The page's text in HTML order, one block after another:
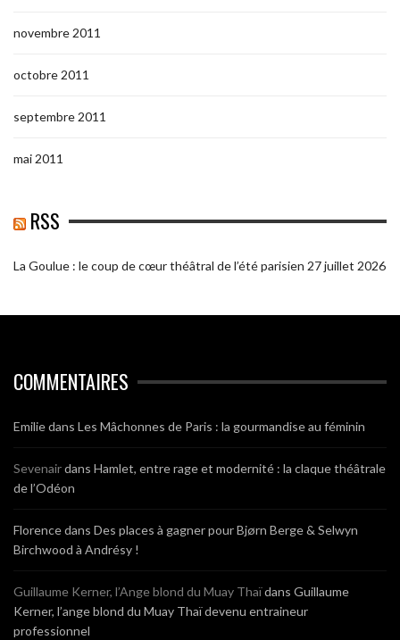
novembre 2011
octobre 2011
septembre 2011
mai 2011
RSS
La Goulue : le coup de cœur théâtral de l’été parisien 27 juillet 2026
COMMENTAIRES
Emiliedans Les Mâchonnes de Paris : la gourmandise au féminin
Sevenairdans Hamlet, entre rage et modernité : la claque théâtrale
de l’Odéon
Florencedans Des places à gagner pour Bjørn Berge & Selwyn
Birchwood à Andrésy !
Guillaume Kerner, l’Ange blond du Muay Thaïdans Guillaume
Kerner, l’ange blond du Muay Thaï devenu entraineur
professionnel